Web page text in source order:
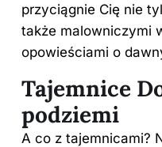
przyciągnie Cię nie
także malowniczymi
opowieściami o
Tajemnice
podziemi
A co z tajemnicami?